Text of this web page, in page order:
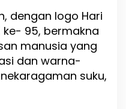
dengan logo Hari
ke- 95, bermakna
manusia yang
dan warna-
suku,